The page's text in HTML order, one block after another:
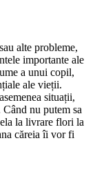
alte probleme,
importante ale
a unui copil,
ale vieții.
situații,
nu putem sa
la livrare flori la
căreia îi vor fi